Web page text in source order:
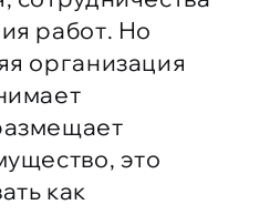
работ. Но
организация
это
как